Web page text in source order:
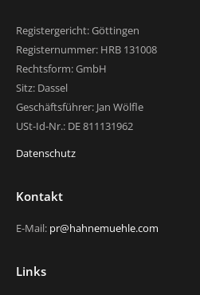
Registergericht: Göttingen
Registernummer: HRB 131008
Rechtsform: GmbH
Sitz: Dassel
Geschäftsführer: Jan Wölfle
USt-Id-Nr.: DE 811131962
Datenschutz
Kontakt
E-Mail: pr@hahnemuehle.com
Links